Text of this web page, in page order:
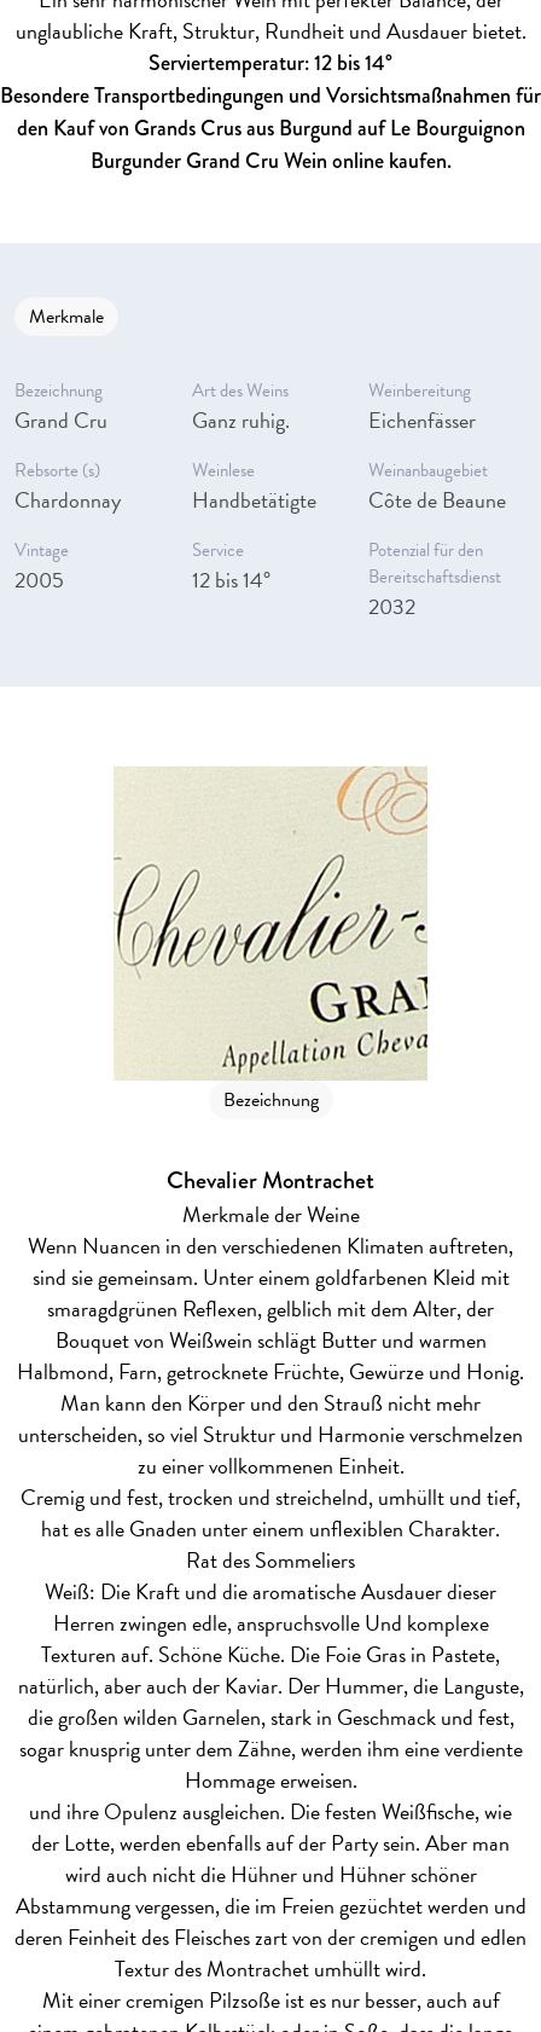
unglaubliche Kraft, Struktur, Rundheit und Ausdauer bietet.
Serviertemperatur: 12 bis 14°
Besondere Transportbedingungen und Vorsichtsmaßnahmen für
den Kauf von Grands Crus aus Burgund auf Le Bourguignon
Burgunder Grand Cru Wein online kaufen.
Merkmale
Bezeichnung
Grand Cru
Art des Weins
Ganz ruhig.
Weinbereitung
Eichenfässer
Rebsorte (s)
Chardonnay
Weinlese
Handbetätigte
Weinanbaugebiet
Côte de Beaune
Vintage
2005
Service
12 bis 14°
Potenzial für den
Bereitschaftsdienst
2032
Bezeichnung
Chevalier Montrachet
Merkmale der Weine
Wenn Nuancen in den verschiedenen Klimaten auftreten,
sind sie gemeinsam. Unter einem goldfarbenen Kleid mit
smaragdgrünen Reflexen, gelblich mit dem Alter, der
Bouquet von Weißwein schlägt Butter und warmen
Halbmond, Farn, getrocknete Früchte, Gewürze und Honig.
Man kann den Körper und den Strauß nicht mehr
unterscheiden, so viel Struktur und Harmonie verschmelzen
zu einer vollkommenen Einheit.
Cremig und fest, trocken und streichelnd, umhüllt und tief,
hat es alle Gnaden unter einem unflexiblen Charakter.
Rat des Sommeliers
Weiß: Die Kraft und die aromatische Ausdauer dieser
Herren zwingen edle, anspruchsvolle Und komplexe
Texturen auf. Schöne Küche. Die Foie Gras in Pastete,
natürlich, aber auch der Kaviar. Der Hummer, die Languste,
die großen wilden Garnelen, stark in Geschmack und fest,
sogar knusprig unter dem Zähne, werden ihm eine verdiente
Hommage erweisen.
und ihre Opulenz ausgleichen. Die festen Weißfische, wie
der Lotte, werden ebenfalls auf der Party sein. Aber man
wird auch nicht die Hühner und Hühner schöner
Abstammung vergessen, die im Freien gezüchtet werden und
deren Feinheit des Fleisches zart von der cremigen und edlen
Textur des Montrachet umhüllt wird.
Mit einer cremigen Pilzsoße ist es nur besser, auch auf